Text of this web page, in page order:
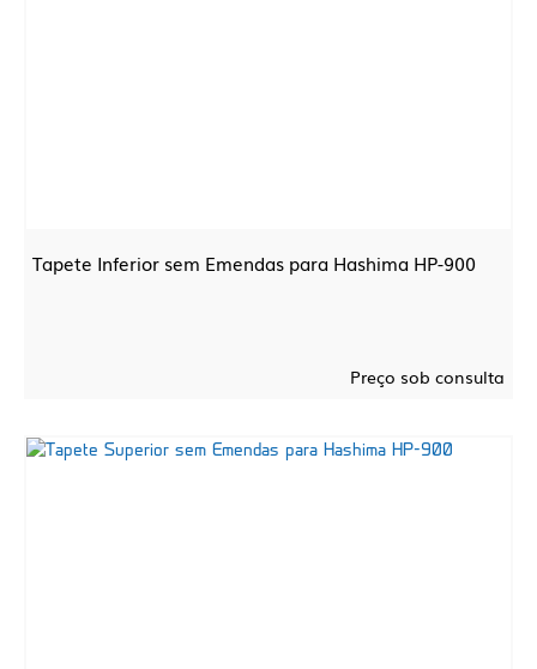
Tapete Inferior sem Emendas para Hashima HP-900
Preço sob consulta